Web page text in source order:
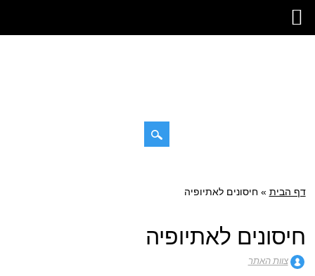
לתוכן
דף הבית »חיסונים לאתיופיה
חיסונים לאתיופיה
צוות האתר